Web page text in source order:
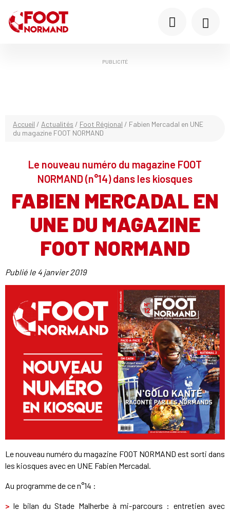
PUBLICITÉ
Accueil / Actualités / Foot Régional / Fabien Mercadal en UNE
du magazine FOOT NORMAND
Le nouveau numéro du magazine FOOT
NORMAND (n°14) dans les kiosques
FABIEN MERCADAL EN
UNE DU MAGAZINE
FOOT NORMAND
Publié le 4 janvier 2019
Le nouveau numéro du magazine FOOT NORMAND est sorti dans
les kiosques avec en UNE Fabien Mercadal.
Au programme de ce n°14 :
> le bilan du Stade Malherbe à mi-parcours : entretien avec